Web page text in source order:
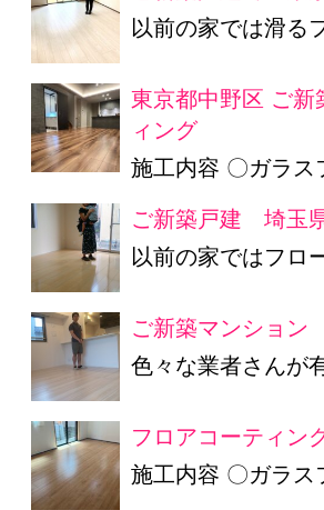
以前の家では滑る
東京都中野区 ご新
ィング
施工内容 〇ガラス
ご新築戸建 埼玉
以前の家ではフロ
ご新築マンショ
色々な業者さんが
フロアコーティン
施工内容 〇ガラス